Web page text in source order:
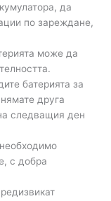
да
по зареждане,
може да
батерията за
друга
следващия ден
с добра